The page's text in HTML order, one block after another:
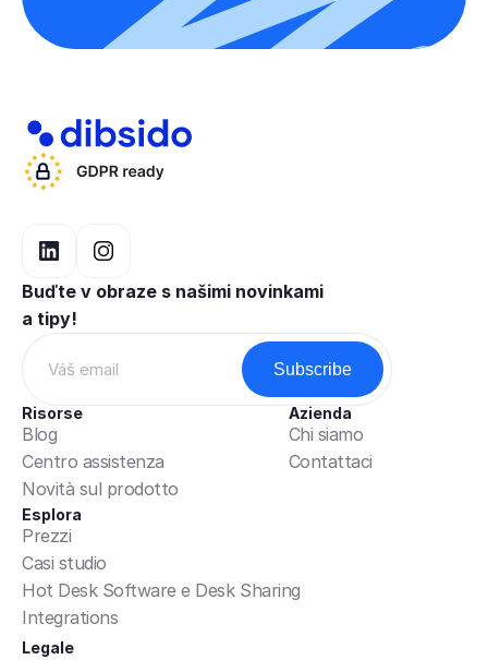
Risorse
Blog
Centro assistenza
Novità sul prodotto
Azienda
Chi siamo
Contattaci
Buďte v obraze s našimi novinkami
a tipy!
Esplora
Prezzi
Casi studio
Hot Desk Software e Desk Sharing
Integrations
Legale